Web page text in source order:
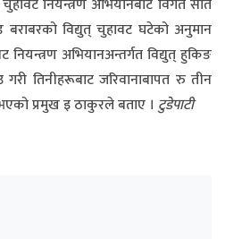
नियन्त्रण अभियानबाट विगत सात
विद्युत् चुहावट घटेको अनुमान
अभियानअन्तर्गत विद्युत् हुकिङ
तिनीहरूबाट जरिवानाबापत रु तीन
प्रमुख इ ठाकुरले बताए ।टुडेपाटी